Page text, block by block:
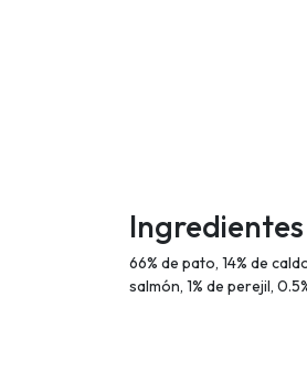
Ingredientes
66% de pato, 14% de
salmón, 1% de perejil,